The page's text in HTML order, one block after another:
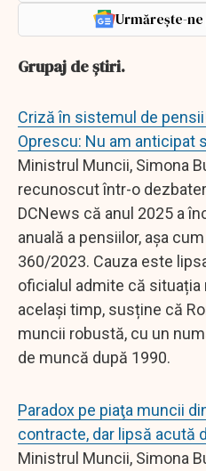
Urmărește-ne
Grupaj de știri.
Criză în sistemul de
Oprescu: Nu am anticipat
Ministrul Muncii, Simona
recunoscut într-o
DCNews că anul 2025 a
anuală a pensiilor, așa
360/2023. Cauza este
oficialul admite că
același timp, susține că
muncii robustă, cu un
de muncă după 1990.
Paradox pe piaţa muncii
contracte, dar lipsă acută
Ministrul Muncii, Simona